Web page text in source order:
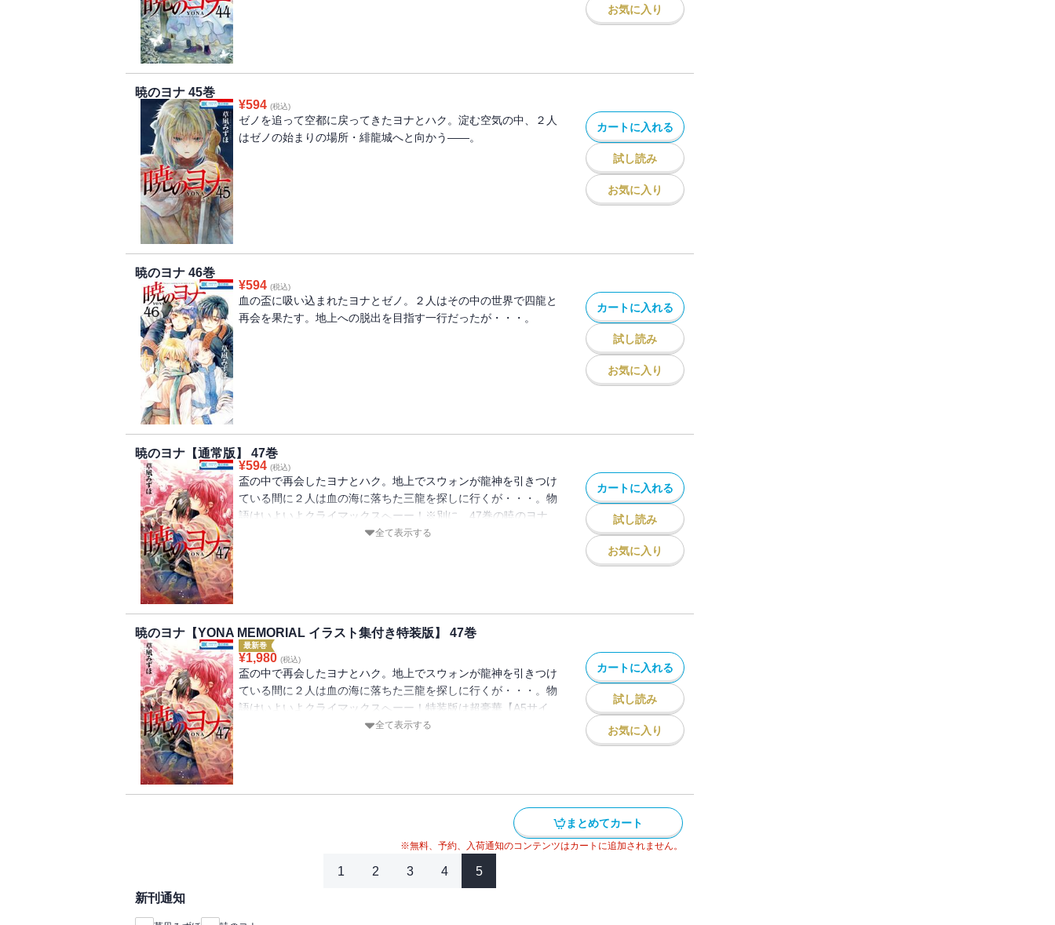
お気に入り
暁のヨナ 45巻
¥594 (税込)
ゼノを追って空都に戻ってきたヨナとハク。淀む空気の中、２人
はゼノの始まりの場所・緋龍城へと向かう――。
カートに入れる
試し読み
お気に入り
暁のヨナ 46巻
¥594 (税込)
血の盃に吸い込まれたヨナとゼノ。２人はその中の世界で四龍と
再会を果たす。地上への脱出を目指す一行だったが・・・。
カートに入れる
試し読み
お気に入り
暁のヨナ【通常版】 47巻
¥594 (税込)
盃の中で再会したヨナとハク。地上でスウォンが龍神を引きつけ
ている間に２人は血の海に落ちた三龍を探しに行くが・・・。物
語はいよいよクライマックスへーー！※別に、47巻の暁のヨナ
【YONA MEMORIAL イラスト集付き特装版】も配信しておりま
全て表示する
カートに入れる
試し読み
お気に入り
暁のヨナ【YONA MEMORIAL イラスト集付き特装版】 47巻
最新巻
¥1,980 (税込)
盃の中で再会したヨナとハク。地上でスウォンが龍神を引きつけ
ている間に２人は血の海に落ちた三龍を探しに行くが・・・。物
語はいよいよクライマックスへーー！特装版は超豪華【A5サイ
ズ64Pイラスト集】付き！過去のイラスト集で未収録の美麗イラ
全て表示する
カートに入れる
試し読み
お気に入り
まとめてカート
※無料、予約、入荷通知のコンテンツはカートに追加されません。
1 2 3 4 5
新刊通知